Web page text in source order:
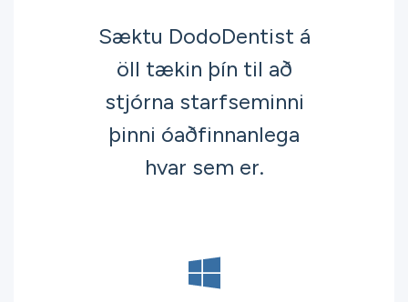
Skráðu þig
Sæktu DodoDentist á
öll tækin þín til að
stjórna starfseminni
þinni óaðfinnanlega
hvar sem er.